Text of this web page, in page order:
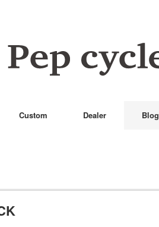
Custom Dealer Blog